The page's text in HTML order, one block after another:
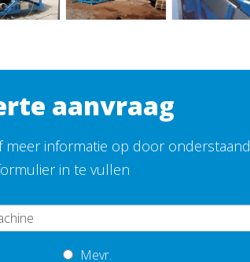
aanvraag
meer informatie op door onderstaand
in te vullen
Mevr.